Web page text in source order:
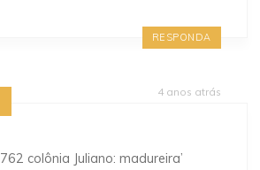
RESPONDA
4 anos atrás
762 colônia Juliano: madureira’